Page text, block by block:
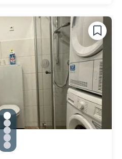
gallery.slide_selector
Zu Slide 1 wechseln
Zu Slide 2 wechseln
Zu Slide 3 wechseln
Zu Slide 4 wechseln
Zu Slide 5 wechseln